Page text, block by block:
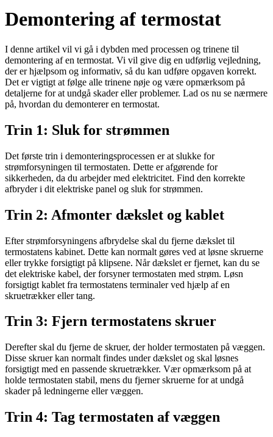
Demontering af termostat
I denne artikel vil vi gå i dybden med processen og trinene til
demontering af en termostat. Vi vil give dig en udførlig vejledning,
der er hjælpsom og informativ, så du kan udføre opgaven korrekt.
Det er vigtigt at følge alle trinene nøje og være opmærksom på
detaljerne for at undgå skader eller problemer. Lad os nu se nærmere
på, hvordan du demonterer en termostat.
Trin 1: Sluk for strømmen
Det første trin i demonteringsprocessen er at slukke for
strømforsyningen til termostaten. Dette er afgørende for
sikkerheden, da du arbejder med elektricitet. Find den korrekte
afbryder i dit elektriske panel og sluk for strømmen.
Trin 2: Afmonter dækslet og kablet
Efter strømforsyningens afbrydelse skal du fjerne dækslet til
termostatens kabinet. Dette kan normalt gøres ved at løsne skruerne
eller trykke forsigtigt på klipsene. Når dækslet er fjernet, kan du se
det elektriske kabel, der forsyner termostaten med strøm. Løsn
forsigtigt kablet fra termostatens terminaler ved hjælp af en
skruetrækker eller tang.
Trin 3: Fjern termostatens skruer
Derefter skal du fjerne de skruer, der holder termostaten på væggen.
Disse skruer kan normalt findes under dækslet og skal løsnes
forsigtigt med en passende skruetrækker. Vær opmærksom på at
holde termostaten stabil, mens du fjerner skruerne for at undgå
skader på ledningerne eller væggen.
Trin 4: Tag termostaten af væggen